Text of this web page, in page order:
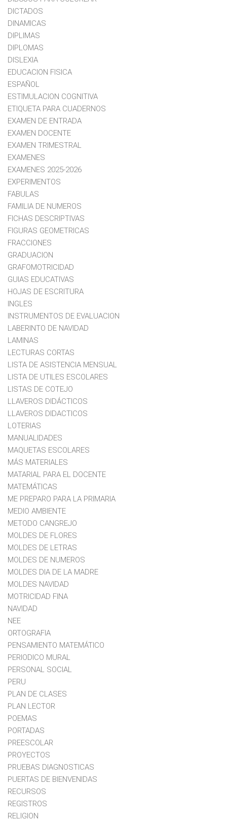
DICTADOS
DINAMICAS
DIPLIMAS
DIPLOMAS
DISLEXIA
EDUCACION FISICA
ESPAÑOL
ESTIMULACION COGNITIVA
ETIQUETA PARA CUADERNOS
EXAMEN DE ENTRADA
EXAMEN DOCENTE
EXAMEN TRIMESTRAL
EXAMENES
EXAMENES 2025-2026
EXPERIMENTOS
FABULAS
FAMILIA DE NUMEROS
FICHAS DESCRIPTIVAS
FIGURAS GEOMETRICAS
FRACCIONES
GRADUACION
GRAFOMOTRICIDAD
GUIAS EDUCATIVAS
HOJAS DE ESCRITURA
INGLES
INSTRUMENTOS DE EVALUACION
LABERINTO DE NAVIDAD
LAMINAS
LECTURAS CORTAS
LISTA DE ASISTENCIA MENSUAL
LISTA DE UTILES ESCOLARES
LISTAS DE COTEJO
LLAVEROS DIDÁCTICOS
LLAVEROS DIDACTICOS
LOTERIAS
MANUALIDADES
MAQUETAS ESCOLARES
MÁS MATERIALES
MATARIAL PARA EL DOCENTE
MATEMÁTICAS
ME PREPARO PARA LA PRIMARIA
MEDIO AMBIENTE
METODO CANGREJO
MOLDES DE FLORES
MOLDES DE LETRAS
MOLDES DE NUMEROS
MOLDES DIA DE LA MADRE
MOLDES NAVIDAD
MOTRICIDAD FINA
NAVIDAD
NEE
ORTOGRAFIA
PENSAMIENTO MATEMÁTICO
PERIODICO MURAL
PERSONAL SOCIAL
PERU
PLAN DE CLASES
PLAN LECTOR
POEMAS
PORTADAS
PREESCOLAR
PROYECTOS
PRUEBAS DIAGNOSTICAS
PUERTAS DE BIENVENIDAS
RECURSOS
REGISTROS
RELIGION